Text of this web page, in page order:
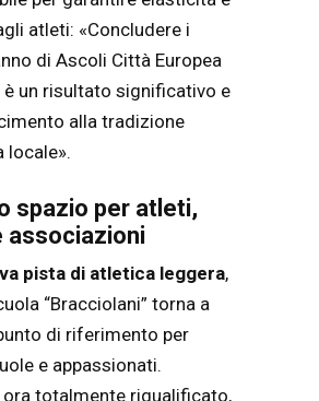
atleti: «Concludere i
di Ascoli Città Europea
è un risultato significativo e
alla tradizione
locale».
spazio per atleti,
associazioni
pista di atletica leggera,
“Bracciolani” torna a
di riferimento per
e appassionati.
ora totalmente riqualificato,